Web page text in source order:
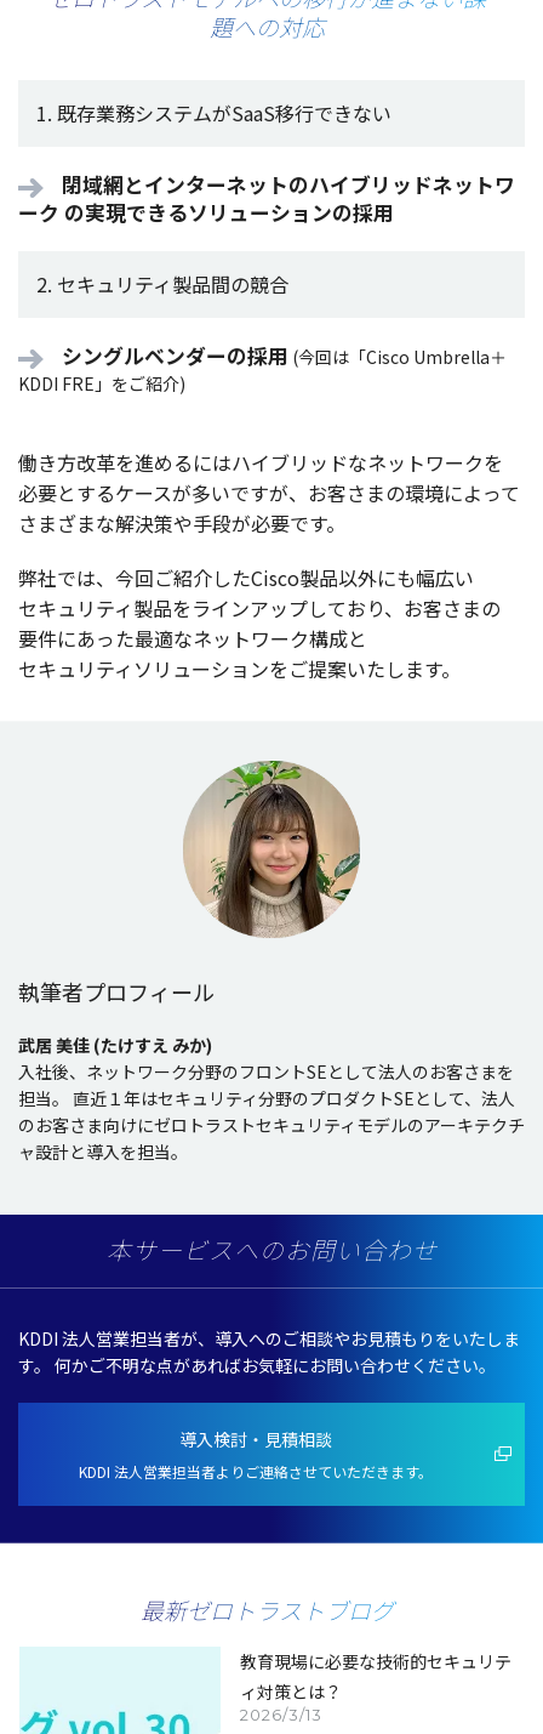
題への対応
1. 既存業務システムがSaaS移行できない
閉域網とインターネットのハイブリッドネットワ
ーク の実現できるソリューションの採用
2. セキュリティ製品間の競合
シングルベンダーの採用 (今回は「Cisco Umbrella＋
KDDI FRE」をご紹介)
働き方改革を進めるにはハイブリッドなネットワークを
必要とするケースが多いですが、お客さまの環境によって
さまざまな解決策や手段が必要です。
弊社では、 今回ご紹介したCisco製品以外にも幅広い
セキュリティ製品をラインアップしており、お客さまの
要件にあった最適なネットワーク構成と
セキュリティソリューションをご提案いたします。
執筆者プロフィール
武居 美佳 (たけすえ みか)
入社後、ネットワーク分野のフロントSEとして法人のお客さまを
担当。 直近１年はセキュリティ分野のプロダクトSEとして、法人
のお客さま向けにゼロトラストセキュリティモデルのアーキテクチ
ャ設計と導入を担当。
本サービスへのお問い合わせ
KDDI 法人営業担当者が、導入へのご相談やお見積もりをいたしま
す。 何かご不明な点があればお気軽にお問い合わせください。
導入検討・見積相談
KDDI 法人営業担当者よりご連絡させていただきます。
最新ゼロトラストブログ
2026/3/13
教育現場に必要な技術的セキュリテ
ィ対策とは？